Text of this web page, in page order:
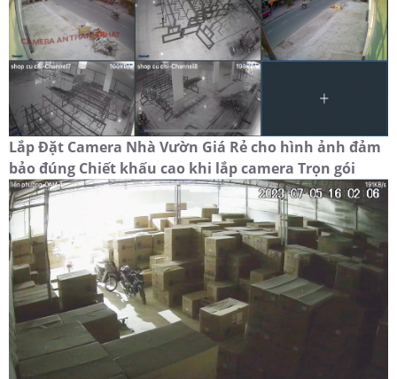
Lắp Đặt Camera Nhà Vườn Giá Rẻ cho hình ảnh đảm
bảo đúng Chiết khấu cao khi lắp camera Trọn gói